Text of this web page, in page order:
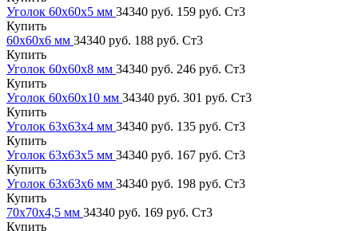
Уголок 60х60х5 мм 34340 руб. 159 руб. Ст3
Купить
60х60х6 мм 34340 руб. 188 руб. Ст3
Купить
Уголок 60х60х8 мм 34340 руб. 246 руб. Ст3
Купить
Уголок 60х60х10 мм 34340 руб. 301 руб. Ст3
Купить
Уголок 63х63х4 мм 34340 руб. 135 руб. Ст3
Купить
Уголок 63х63х5 мм 34340 руб. 167 руб. Ст3
Купить
Уголок 63х63х6 мм 34340 руб. 198 руб. Ст3
Купить
70х70х4,5 мм 34340 руб. 169 руб. Ст3
Купить